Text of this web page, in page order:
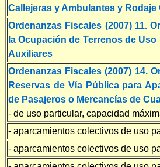
Callejeras y Ambulantes y
Ordenanzas Fiscales (2007) 11.
la Ocupación de Terrenos de
Auxiliares
Ordenanzas Fiscales (2007) 14.
Reservas de Vía Pública para
de Pasajeros o Mercancías de
- de uso particular, capacidad
- aparcamientos colectivos de uso
- aparcamientos colectivos de uso